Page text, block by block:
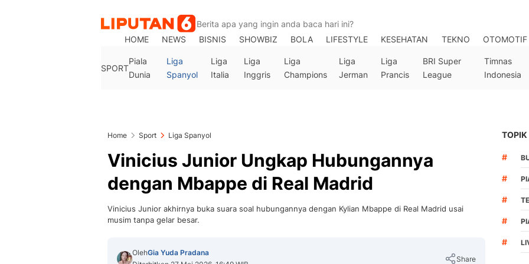
HOME
NEWS BISNIS SHOWBIZ BOLA LIFESTYLE KESEHATAN TEKNO OTOMOTIF
SPORT
Piala
Dunia
Liga
Spanyol
Liga
Italia
Liga
Inggris
Liga
Champions
Liga
Jerman
Liga
Prancis
BRI Super
League
Timnas
Indonesia
Home Sport Liga Spanyol
Vinicius Junior Ungkap Hubungannya
dengan Mbappe di Real Madrid
Vinicius Junior akhirnya buka suara soal hubungannya dengan Kylian Mbappe di Real Madrid usai
musim tanpa gelar besar.
OlehGia Yuda Pradana
Share
TOPIK
#
#
#
#
#